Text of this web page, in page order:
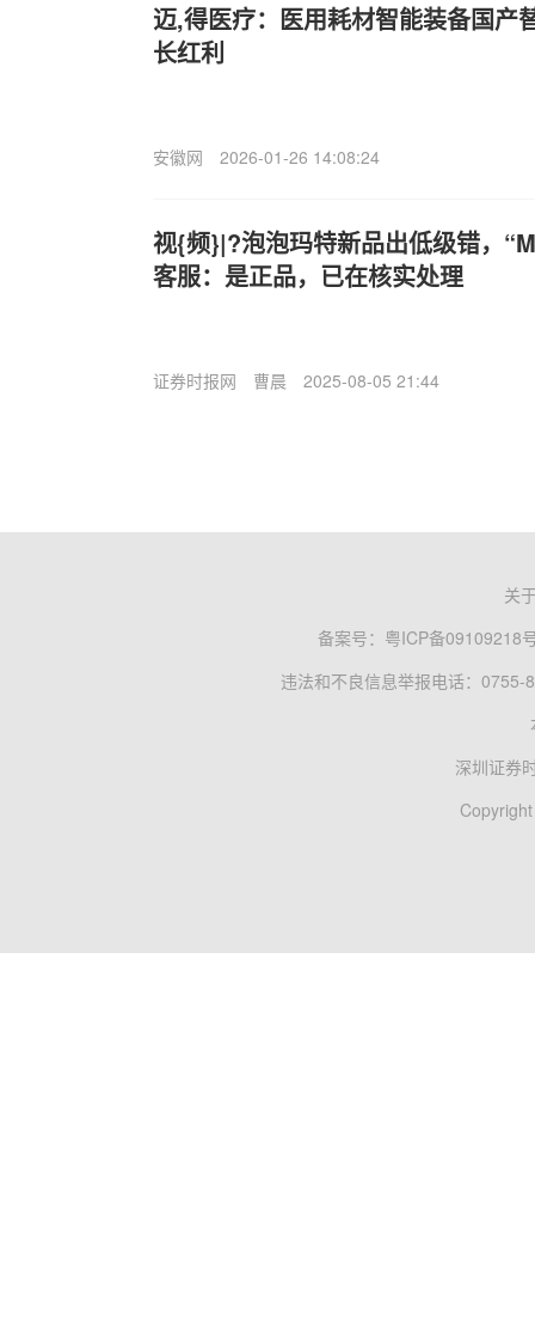
迈,得医疗：医用耗材智能装备国产
长红利
安徽网 2026-01-26 14:08:24
视{频}|?泡泡玛特新品出低级错，
客服：是正品，已在核实处理
证券时报网 曹晨 2025-08-05 21:44
关
备案号： 粤ICP备09109218
违法和不良信息举报电话：0755-
深圳证券